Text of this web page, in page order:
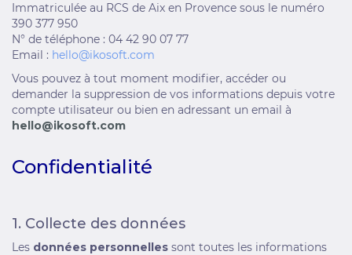
Immatriculée au RCS de Aix en Provence sous le numéro
390 377 950
N° de téléphone : 04 42 90 07 77
Email : hello@ikosoft.com
Vous pouvez à tout moment modifier, accéder ou
demander la suppression de vos informations depuis votre
compte utilisateur ou bien en adressant un email à
hello@ikosoft.com
Confidentialité
1. Collecte des données
Les données personnelles sont toutes les informations